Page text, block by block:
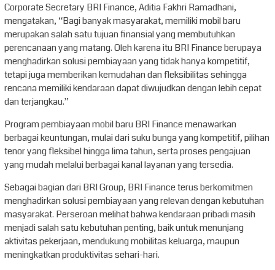
Corporate Secretary BRI Finance, Aditia Fakhri Ramadhani,
mengatakan, “Bagi banyak masyarakat, memiliki mobil baru
merupakan salah satu tujuan finansial yang membutuhkan
perencanaan yang matang. Oleh karena itu BRI Finance berupaya
menghadirkan solusi pembiayaan yang tidak hanya kompetitif,
tetapi juga memberikan kemudahan dan fleksibilitas sehingga
rencana memiliki kendaraan dapat diwujudkan dengan lebih cepat
dan terjangkau.”
Program pembiayaan mobil baru BRI Finance menawarkan
berbagai keuntungan, mulai dari suku bunga yang kompetitif, pilihan
tenor yang fleksibel hingga lima tahun, serta proses pengajuan
yang mudah melalui berbagai kanal layanan yang tersedia.
Sebagai bagian dari BRI Group, BRI Finance terus berkomitmen
menghadirkan solusi pembiayaan yang relevan dengan kebutuhan
masyarakat. Perseroan melihat bahwa kendaraan pribadi masih
menjadi salah satu kebutuhan penting, baik untuk menunjang
aktivitas pekerjaan, mendukung mobilitas keluarga, maupun
meningkatkan produktivitas sehari-hari.